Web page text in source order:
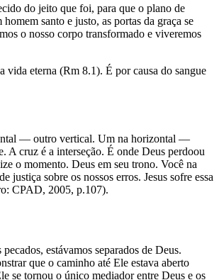
do jeito que foi, para que o plano de
santo e justo, as portas da graça se
o nosso corpo transformado e viveremos
vida eterna (Rm 8.1). É por causa do sangue
— outro vertical. Um na horizontal —
A cruz é a interseção. É onde Deus perdoou
o momento. Deus em seu trono. Você na
justiça sobre os nossos erros. Jesus sofre essa
CPAD, 2005, p.107).
estávamos separados de Deus.
que o caminho até Ele estava aberto
se tornou o único mediador entre Deus e os